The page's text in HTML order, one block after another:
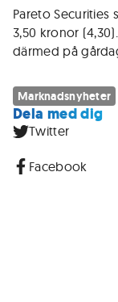
Pareto Securities
3,50 kronor
därmed på
Marknadsnyheter
Dela med dig
Twitter
Facebook